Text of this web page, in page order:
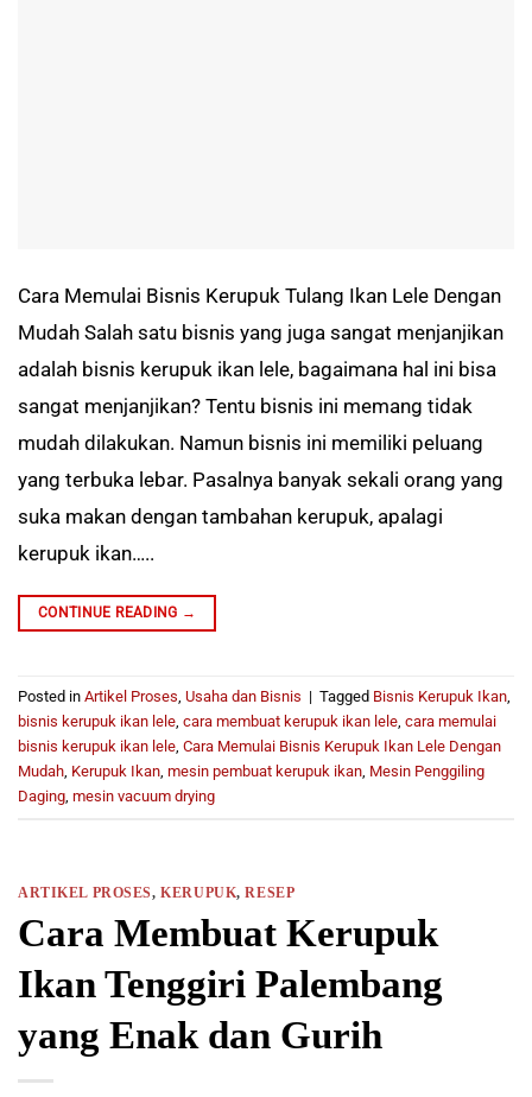
Cara Memulai Bisnis Kerupuk Tulang Ikan Lele Dengan
Mudah Salah satu bisnis yang juga sangat menjanjikan
adalah bisnis kerupuk ikan lele, bagaimana hal ini bisa
sangat menjanjikan? Tentu bisnis ini memang tidak
mudah dilakukan. Namun bisnis ini memiliki peluang
yang terbuka lebar. Pasalnya banyak sekali orang yang
suka makan dengan tambahan kerupuk, apalagi
kerupuk ikan…..
CONTINUE READING →
Posted in Artikel Proses, Usaha dan Bisnis | Tagged Bisnis Kerupuk Ikan,
bisnis kerupuk ikan lele, cara membuat kerupuk ikan lele, cara memulai
bisnis kerupuk ikan lele, Cara Memulai Bisnis Kerupuk Ikan Lele Dengan
Mudah, Kerupuk Ikan, mesin pembuat kerupuk ikan, Mesin Penggiling
Daging, mesin vacuum drying
ARTIKEL PROSES,KERUPUK,RESEP
Cara Membuat Kerupuk
Ikan Tenggiri Palembang
yang Enak dan Gurih